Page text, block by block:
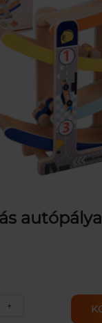
autópálya
+